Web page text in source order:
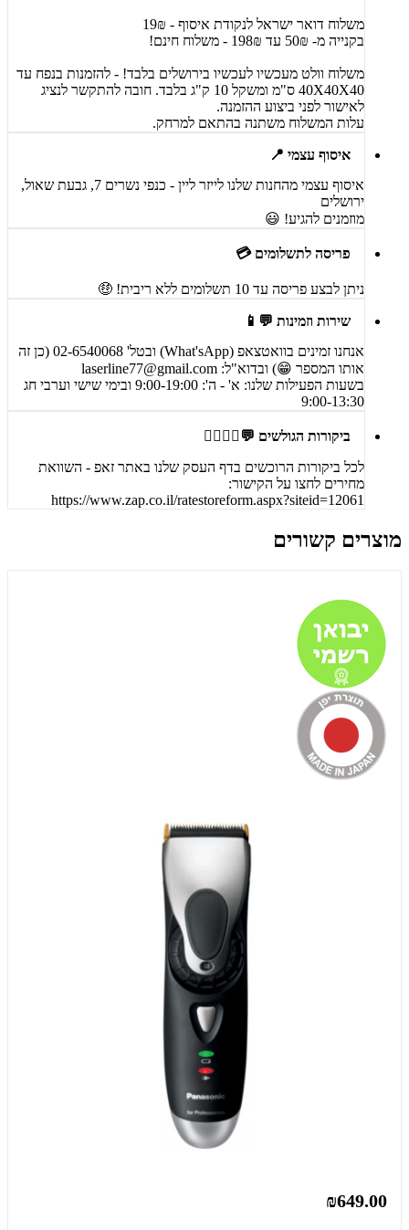
משלוח דואר ישראל לנקודת איסוף - 19₪
בקנייה מ- 50₪ עד 198₪ - משלוח חינם!
משלוח וולט מעכשיו לעכשיו בירושלים בלבד! - להזמנות בנפח עד
40X40X40 ס"מ ומשקל 10 ק"ג בלבד. חובה להתקשר לנציג
לאישור לפני ביצוע ההזמנה.
עלות המשלוח משתנה בהתאם למרחק.
איסוף עצמי 📍
איסוף עצמי מהחנות שלנו לייזר ליין - כנפי נשרים 7, גבעת שאול,
ירושלים
מוזמנים להגיע! 😃
פריסה לתשלומים 💳
ניתן לבצע פריסה עד 10 תשלומים ללא ריבית! 🤑
שירות וזמינות 💬📱
אנחנו זמינים בוואטצאפ (What'sApp) ובטל' 02-6540068 (כן זה
אותו המספר 😁) ובדוא"ל: laserline77@gmail.com
בשעות הפעילות שלנו: א' - ה': 9:00-19:00 ובימי שישי וערבי חג
9:00-13:30
ביקורות הגולשים 💬🙋‍♀️🙋‍♂️
לכל ביקורות הרוכשים בדף העסק שלנו באתר זאפ - השוואת
מחירים לחצו על הקישור:
https://www.zap.co.il/ratestoreform.aspx?siteid=12061
מוצרים קשורים
₪649.00